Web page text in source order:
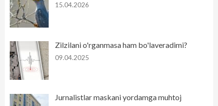
15.04.2026
Zilzilani o'rganmasa ham bo'laveradimi?
09.04.2025
Jurnalistlar maskani yordamga muhtoj